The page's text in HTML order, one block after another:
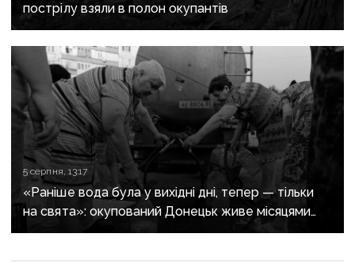
пострілу взяли в полон окупантів
5 серпня, 13:17
«Раніше вода була у вихідні дні, тепер — тільки
на свята»: окупований Донецьк живе місяцями
без води